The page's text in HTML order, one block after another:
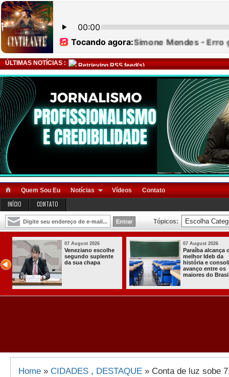
ÚLTIMAS NOTÍCIAS : Retrieving RSS feed(s)
Quem Sou Eu Notícias Vídeos Contato
INÍCIO CONTATO
Tópicos:
07 August 2026
Homem é preso
com armas,
munições e
03 August 2026
Itabaiana
a primeira
Comunitária
Solidária a
Home » CIDADES , DESTAQUE » Conta de luz sobe